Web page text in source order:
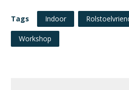
Tags Indoor
Workshop